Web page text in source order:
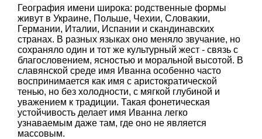
География имени широка: родственные формы
живут в Украине, Польше, Чехии, Словакии,
Германии, Италии, Испании и скандинавских
странах. В разных языках оно меняло звучание, но
сохраняло один и тот же культурный жест - связь с
благословением, ясностью и моральной высотой. В
славянской среде имя Иванна особенно часто
воспринимается как имя с аристократической
тенью, но без холодности, с мягкой глубиной и
уважением к традиции. Такая фонетическая
устойчивость делает имя Иванна легко
узнаваемым даже там, где оно не является
массовым.